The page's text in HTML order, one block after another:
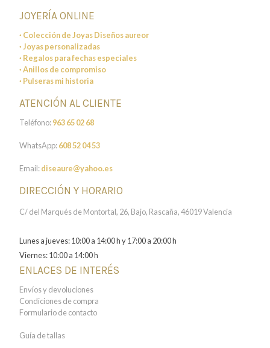
JOYERÍA ONLINE
· Colección de Joyas Diseños aureor
· Joyas personalizadas
· Regalos para fechas especiales
· Anillos de compromiso
· Pulseras mi historia
ATENCIÓN AL CLIENTE
Teléfono:963 65 02 68
WhatsApp:608 52 04 53
Email:diseaure@yahoo.es
DIRECCIÓN Y HORARIO
C/ del Marqués de Montortal, 26, Bajo, Rascaña, 46019 Valencia
Lunes a jueves: 10:00 a 14:00 h y 17:00 a 20:00 h
Viernes: 10:00 a 14:00 h
ENLACES DE INTERÉS
Envíos y devoluciones
Condiciones de compra
Formulario de contacto
Guía de tallas